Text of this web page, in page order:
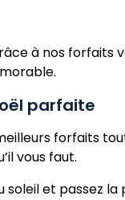
à nos forfaits
parfaite
forfaits
vous faut.
et passez